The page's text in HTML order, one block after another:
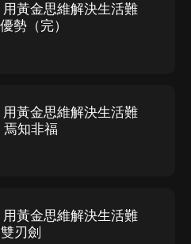
黃金思維解決生活難
勢（完）
黃金思維解決生活難
知非福
黃金思維解決生活難
刃劍